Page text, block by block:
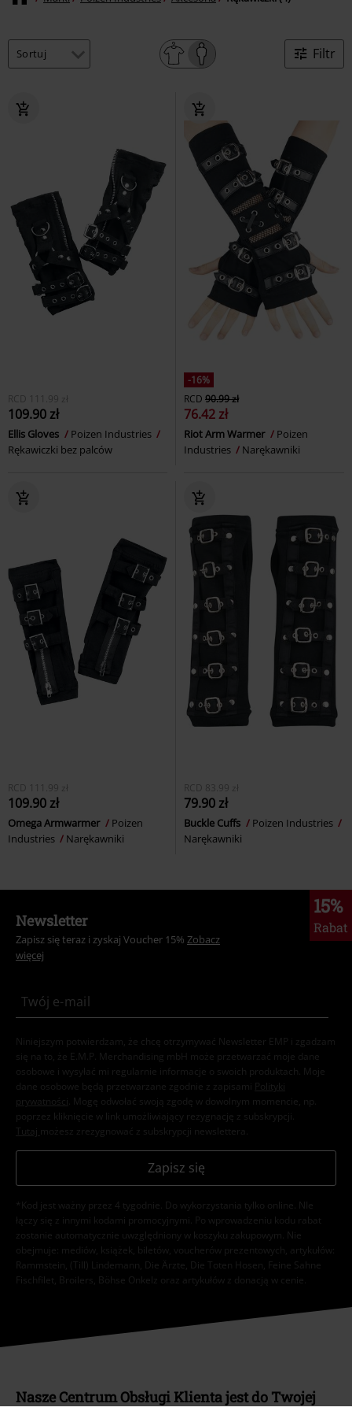
Filtr
RCD 111.99 zł
109.90 zł
Ellis Gloves
Poizen Industries
Rękawiczki bez palców
-16%
RCD 90.99 zł
76.42 zł
Riot Arm Warmer
Poizen
Industries
Narękawniki
RCD 111.99 zł
109.90 zł
Omega Armwarmer
Poizen
Industries
Narękawniki
RCD 83.99 zł
79.90 zł
Buckle Cuffs
Poizen Industries
Narękawniki
15%
Rabat
Newsletter
Zapisz się teraz i zyskaj Voucher 15% Zobacz
więcej
Niniejszym potwierdzam, że chcę otrzymywać Newsletter EMP i zgadzam
się na to, że E.M.P. Merchandising mbH może przetwarzać moje dane
osobowe i wysyłać mi regularnie informacje o swoich produktach. Moje
dane osobowe będą przetwarzane zgodnie z zapisami
Polityki
prywatności . Mogę odwołać swoją zgodę w dowolnym momencie, np.
poprzez kliknięcie w link umożliwiający rezygnację z subskrypcji.
Tutaj możesz zrezygnować z subskrypcji newslettera.
Zapisz się
*Kod jest ważny przez 4 tygodnie. Do wykorzystania tylko online. NIe
łączy się z innymi kodami promocyjnymi. Po wprowadzeniu kodu rabat
zostanie automatycznie uwzględniony w koszyku zakupowym. Nie
obejmuje: mediów, książek, biletów, voucherów prezentowych, artykułów:
Rammstein, (Till) Lindemann, Die Ärzte, Die Toten Hosen, Feine Sahne
Fischfilet, Broilers, Böhse Onkelz oraz artykułów z donacją w cenie.
Nasze Centrum Obsługi Klienta jest do Twojej